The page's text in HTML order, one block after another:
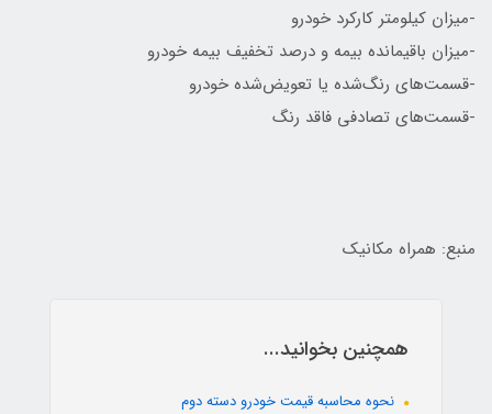
-میزان کیلومتر کارکرد خودرو
-میزان باقیمانده بیمه و درصد تخفیف بیمه خودرو
-قسمت‌های رنگ‌شده یا تعویض‌شده خودرو
-قسمت‌های تصادفی فاقد رنگ
منبع: همراه مکانیک
همچنین بخوانید...
نحوه محاسبه قیمت خودرو دسته دوم